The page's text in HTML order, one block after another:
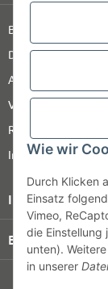
Wie wir
Durch Klicken
Einsatz
Vimeo,
die Einstellung
unten).
in unserer
Datenschutz
AGB
Retour
Impressum
Informationen
Bezahlung &